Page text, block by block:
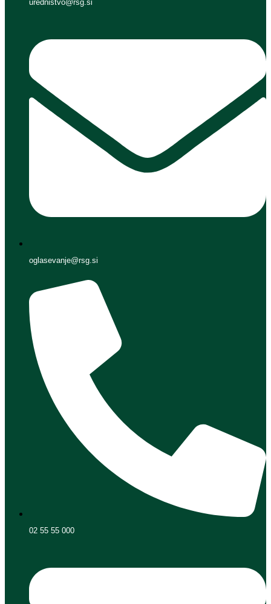
urednistvo@rsg.si
oglasevanje@rsg.si
02 55 55 000